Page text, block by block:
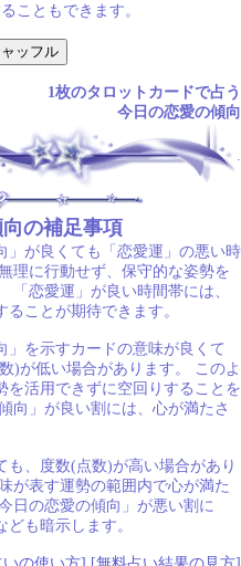
こともできます。
1枚のタロットカードで占う
今日の恋愛の傾向
の補足事項
」が良くても「恋愛運」の悪い時
理に行動せず、保守的な姿勢を
「恋愛運」が良い時間帯には、
ことが期待できます。
」を示すカードの意味が良くて
)が低い場合があります。 このよ
を活用できずに空回りすることを
向」が良い割には、心が満たさ
も、度数(点数)が高い場合があり
が表す運勢の範囲内で心が満た
日の恋愛の傾向」が悪い割に
も暗示します。